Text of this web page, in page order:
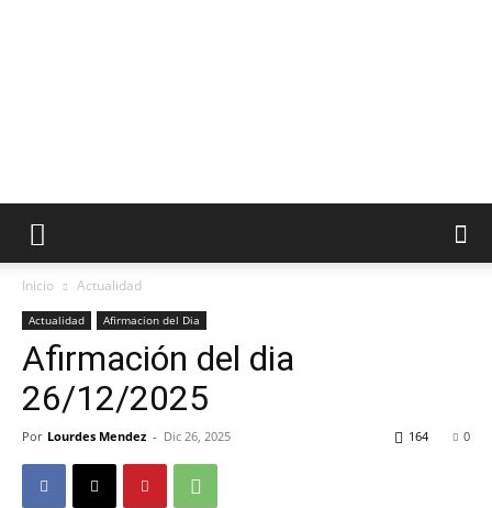
Inicio Actualidad
Actualidad Afirmacion del Dia
Afirmación del dia
26/12/2025
Por Lourdes Mendez - Dic 26, 2025 0
164